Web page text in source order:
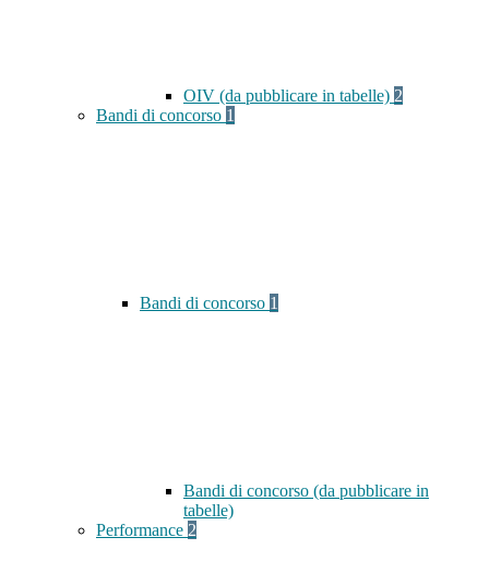
OIV (da pubblicare in tabelle) 2
Bandi di concorso 1
Bandi di concorso 1
Bandi di concorso (da pubblicare in
tabelle)
Performance 2